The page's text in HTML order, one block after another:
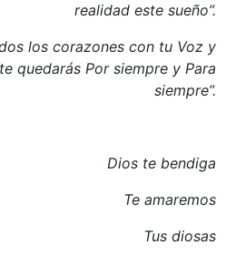
realidad este sueño”.
los corazones con tu Voz y
quedarás Por siempre y Para
siempre”.
Dios te bendiga
Te amaremos
Tus diosas